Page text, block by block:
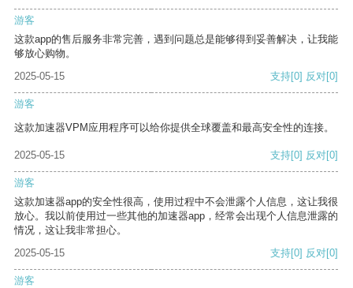
游客
这款app的售后服务非常完善，遇到问题总是能够得到妥善解决，让我能
够放心购物。
2025-05-15
支持[0] 反对[0]
游客
这款加速器VPM应用程序可以给你提供全球覆盖和最高安全性的连接。
2025-05-15 支持[0] 反对[0]
游客
这款加速器app的安全性很高，使用过程中不会泄露个人信息，这让我很
放心。我以前使用过一些其他的加速器app，经常会出现个人信息泄露的
情况，这让我非常担心。
2025-05-15
支持[0] 反对[0]
游客